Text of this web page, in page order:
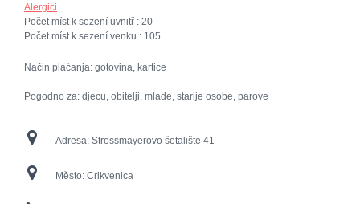
Alergici
Počet míst k sezení uvnitř : 20
Počet míst k sezení venku : 105
Način plaćanja: gotovina, kartice
Pogodno za: djecu, obitelji, mlade, starije osobe, parove
Adresa: Strossmayerovo šetalište 41
Město: Crikvenica